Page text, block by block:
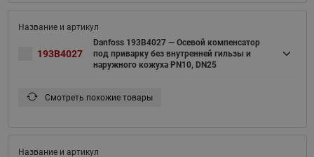
193B4027
Danfoss 193B4027 — Осевой компенсатор
под приварку без внутренней гильзы и
наружного кожуха PN10, DN25
Смотреть похожие товары